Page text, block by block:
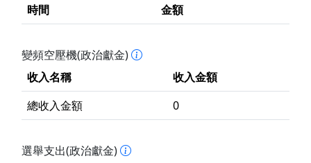
時間
金額
變頻空壓機(政治獻金)
收入名稱
收入金額
總收入金額
0
選舉支出(政治獻金)